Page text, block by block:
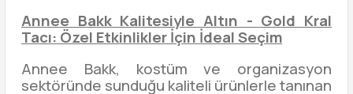
Annee Bakk Kalitesiyle Altın - Gold Kral
Tacı: Özel Etkinlikler İçin İdeal Seçim
Annee Bakk, kostüm ve organizasyon
sektöründe sunduğu kaliteli ürünlerle tanınan